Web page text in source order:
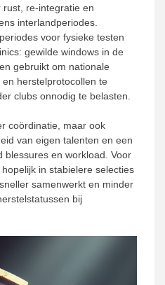
rust, re-integratie en
interlandperiodes.
voor fysieke testen
gewilde windows in de
gebruikt om nationale
herstelprotocollen te
clubs onnodig te belasten.
coördinatie, maar ook
van eigen talenten en een
blessures en workload. Voor
in stabielere selecties
samenwerkt en minder
bij